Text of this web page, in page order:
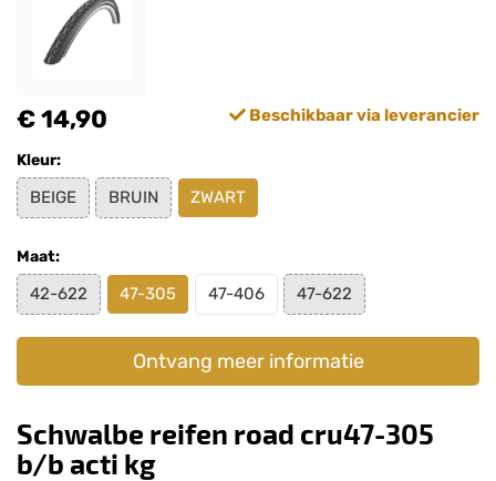
€ 14,90 Beschikbaar via leverancier
Kleur:
BEIGE BRUIN ZWART
Maat:
42-622 47-305 47-406 47-622
Ontvang meer informatie
Schwalbe reifen road cru47-305
b/b acti kg